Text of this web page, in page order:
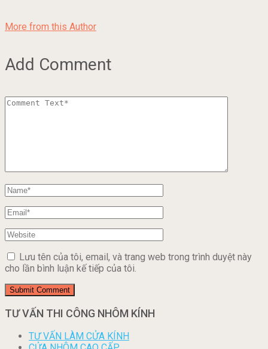
More from this Author
Add Comment
Lưu tên của tôi, email, và trang web trong trình duyệt này
cho lần bình luận kế tiếp của tôi.
TƯ VẤN THI CÔNG NHÔM KÍNH
TƯ VẤN LÀM CỬA KÍNH